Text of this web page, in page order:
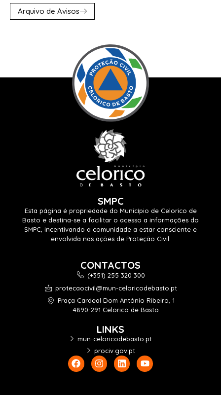
Arquivo de Avisos
SMPC
Esta página é propriedade do Município de Celorico de
Basto e destina-se a facilitar o acesso a informações do
SMPC, incentivando a comunidade a estar consciente e
envolvida nas ações de Proteção Civil.
CONTACTOS
(+351) 255 320 300
protecaocivil@mun-celoricodebasto.pt
Praça Cardeal Dom António Ribeiro, 1
4890-291 Celorico de Basto
LINKS
mun-celoricodebasto.pt
prociv.gov.pt